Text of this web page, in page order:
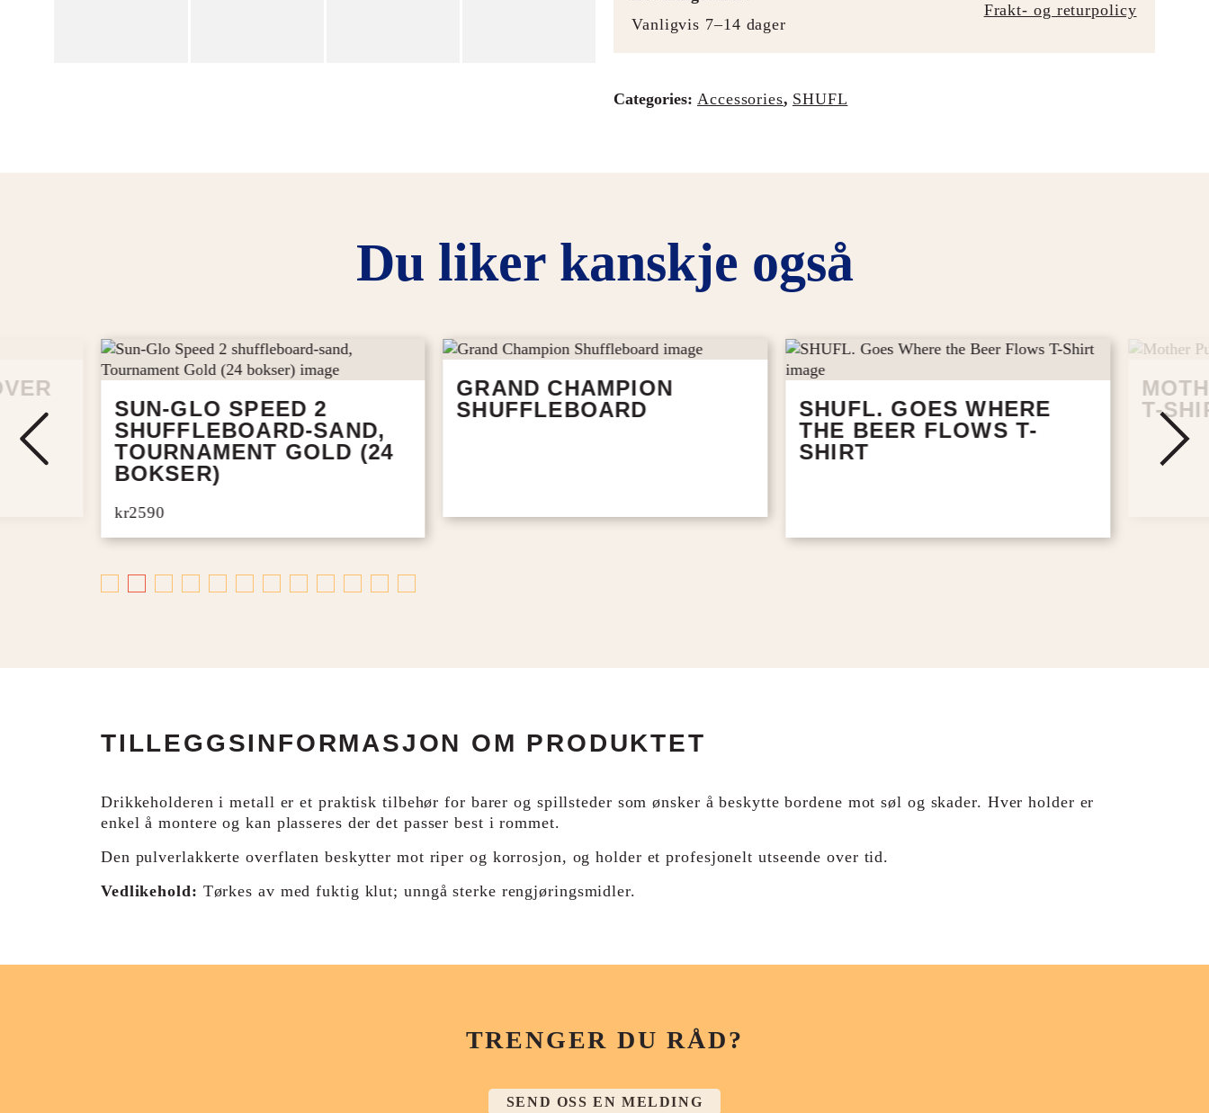
Vanligvis 7–14 dager
Frakt- og returpolicy
Categories: Accessories, SHUFL
Du liker kanskje også
SUN-GLO SPEED 2
SHUFFLEBOARD-SAND,
TOURNAMENT GOLD (24
BOKSER)
kr2590
GRAND CHAMPION
SHUFFLEBOARD
SHUFL. GOES WHERE
THE BEER FLOWS T-
SHIRT
T-
TILLEGGSINFORMASJON OM PRODUKTET
Drikkeholderen i metall er et praktisk tilbehør for barer og spillsteder som ønsker å beskytte bordene mot søl og skader. Hver holder er
enkel å montere og kan plasseres der det passer best i rommet.
Den pulverlakkerte overflaten beskytter mot riper og korrosjon, og holder et profesjonelt utseende over tid.
Vedlikehold: Tørkes av med fuktig klut; unngå sterke rengjøringsmidler.
TRENGER DU RÅD?
SEND OSS EN MELDING